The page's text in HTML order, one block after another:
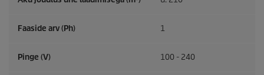
Faaside arv (Ph) 1
Pinge (V) 100 - 240